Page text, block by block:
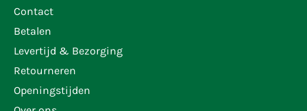
Contact
Betalen
Levertijd & Bezorging
Retourneren
Openingstijden